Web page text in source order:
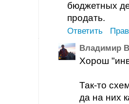
бюджетных
продать.
Ответить
Владимир
Хорош
Так-то
да на них